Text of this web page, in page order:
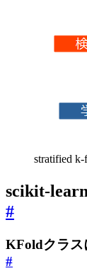
stratified k-
scikit-
#
KFoldクラス
#